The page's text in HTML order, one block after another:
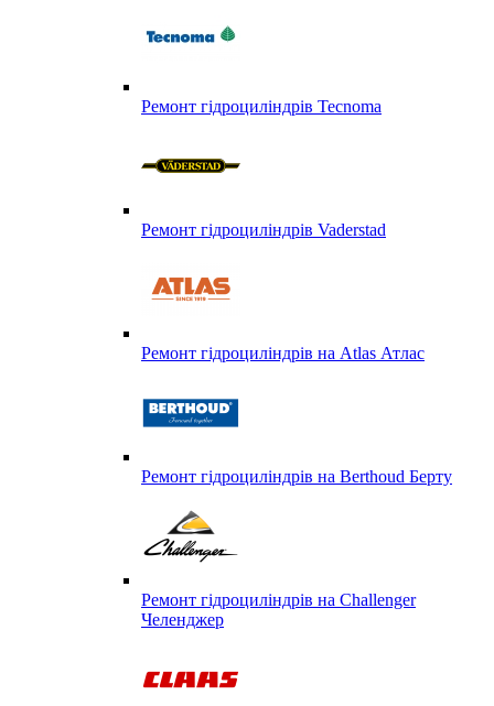
Ремонт гідроциліндрів Tecnoma
Ремонт гідроциліндрів Vaderstad
Ремонт гідроциліндрів на Atlas Атлас
Ремонт гідроциліндрів на Berthoud Берту
Ремонт гідроциліндрів на Challenger
Челенджер